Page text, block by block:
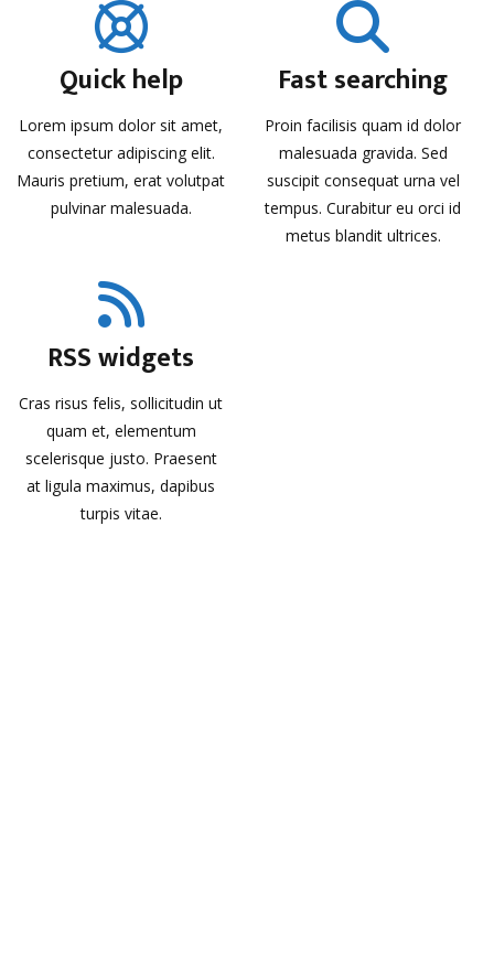
Quick help
Lorem ipsum dolor sit amet,
consectetur adipiscing elit.
Mauris pretium, erat volutpat
pulvinar malesuada.
Fast searching
Proin facilisis quam id dolor
malesuada gravida. Sed
suscipit consequat urna vel
tempus. Curabitur eu orci id
metus blandit ultrices.
RSS widgets
Cras risus felis, sollicitudin ut
quam et, elementum
scelerisque justo. Praesent
at ligula maximus, dapibus
turpis vitae.